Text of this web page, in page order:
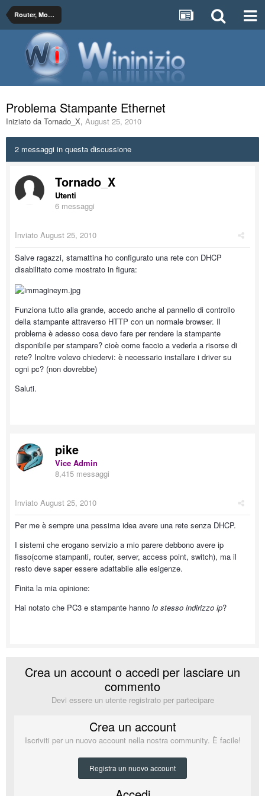
Router, Modem, Wireless (Wi-Fi) e Configurazioni di Rete
Problema Stampante Ethernet
Iniziato da Tornado_X, August 25, 2010
2 messaggi in questa discussione
Tornado_X
Utenti
6 messaggi
Inviato August 25, 2010
Salve ragazzi, stamattina ho configurato una rete con DHCP
disabilitato come mostrato in figura:
Funziona tutto alla grande, accedo anche al pannello di controllo
della stampante attraverso HTTP con un normale browser. Il
problema è adesso cosa devo fare per rendere la stampante
disponibile per stampare? cioè come faccio a vederla a risorse di
rete? Inoltre volevo chiedervi: è necessario installare i driver su
ogni pc? (non dovrebbe)
Saluti.
pike
Vice Admin
8,415 messaggi
Inviato August 25, 2010
Per me è sempre una pessima idea avere una rete senza DHCP.
I sistemi che erogano servizio a mio parere debbono avere ip
fisso(come stampanti, router, server, access point, switch), ma il
resto deve saper essere adattabile alle esigenze.
Finita la mia opinione:
Hai notato che PC3 e stampante hanno lo stesso indirizzo ip?
Crea un account o accedi per lasciare un
commento
Devi essere un utente registrato per partecipare
Crea un account
Iscriviti per un nuovo account nella nostra community. È facile!
Registra un nuovo account